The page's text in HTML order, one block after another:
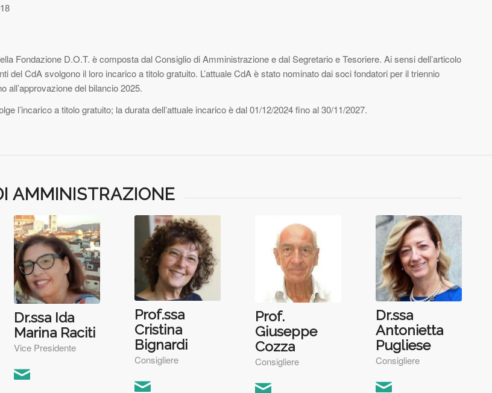
Fondazione D.O.T. è composta dal Consiglio di Amministrazione e dal Segretario e Tesoriere. Ai sensi dell’articolo
del CdA svolgono il loro incarico a titolo gratuito. L’attuale CdA è stato nominato dai soci fondatori per il triennio
all’approvazione del bilancio 2025.
l’incarico a titolo gratuito; la durata dell’attuale incarico è dal 01/12/2024 fino al 30/11/2027.
AMMINISTRAZIONE
Dr.ssa Ida
Marina Raciti
Vice Presidente
Prof.ssa
Cristina
Bignardi
Consigliere
Prof.
Giuseppe
Cozza
Consigliere
Dr.ssa
Antonietta
Pugliese
Consigliere